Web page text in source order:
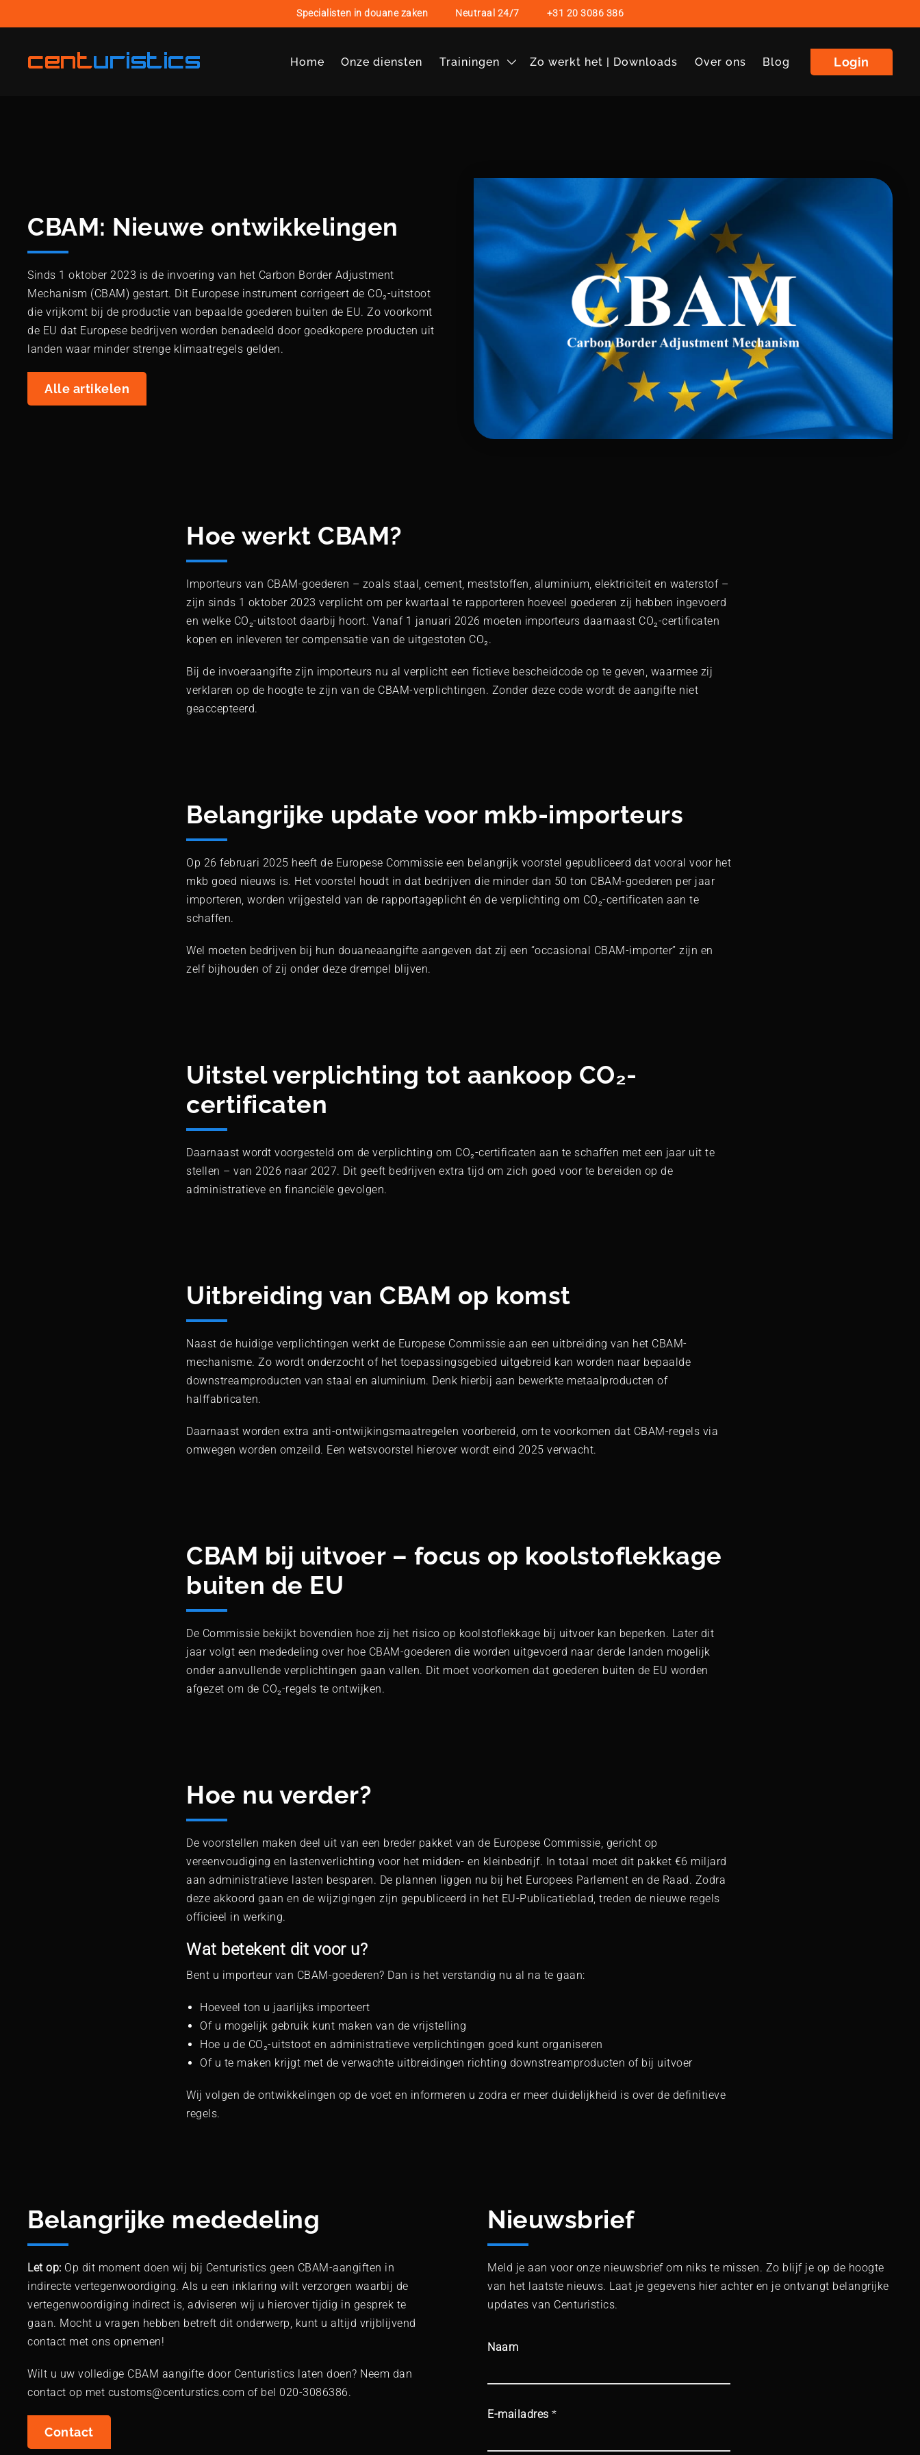
Specialisten in douane zaken Neutraal 24/7 +31 20 3086 386
centuristics Home Onze diensten Trainingen Zo werkt het | Downloads Over ons Blog Login
CBAM: Nieuwe ontwikkelingen
Sinds 1 oktober 2023 is de invoering van het Carbon Border Adjustment
Mechanism (CBAM) gestart. Dit Europese instrument corrigeert de CO₂-uitstoot
die vrijkomt bij de productie van bepaalde goederen buiten de EU. Zo voorkomt
de EU dat Europese bedrijven worden benadeeld door goedkopere producten uit
landen waar minder strenge klimaatregels gelden.
Alle artikelen
Hoe werkt CBAM?
Importeurs van CBAM-goederen – zoals staal, cement, meststoffen, aluminium, elektriciteit en waterstof –
zijn sinds 1 oktober 2023 verplicht om per kwartaal te rapporteren hoeveel goederen zij hebben ingevoerd
en welke CO₂-uitstoot daarbij hoort. Vanaf 1 januari 2026 moeten importeurs daarnaast CO₂-certificaten
kopen en inleveren ter compensatie van de uitgestoten CO₂.
Bij de invoeraangifte zijn importeurs nu al verplicht een fictieve bescheidcode op te geven, waarmee zij
verklaren op de hoogte te zijn van de CBAM-verplichtingen. Zonder deze code wordt de aangifte niet
geaccepteerd.
Belangrijke update voor mkb-importeurs
Op 26 februari 2025 heeft de Europese Commissie een belangrijk voorstel gepubliceerd dat vooral voor het
mkb goed nieuws is. Het voorstel houdt in dat bedrijven die minder dan 50 ton CBAM-goederen per jaar
importeren, worden vrijgesteld van de rapportageplicht én de verplichting om CO₂-certificaten aan te
schaffen.
Wel moeten bedrijven bij hun douaneaangifte aangeven dat zij een “occasional CBAM-importer” zijn en
zelf bijhouden of zij onder deze drempel blijven.
Uitstel verplichting tot aankoop CO₂-
certificaten
Daarnaast wordt voorgesteld om de verplichting om CO₂-certificaten aan te schaffen met een jaar uit te
stellen – van 2026 naar 2027. Dit geeft bedrijven extra tijd om zich goed voor te bereiden op de
administratieve en financiële gevolgen.
Uitbreiding van CBAM op komst
Naast de huidige verplichtingen werkt de Europese Commissie aan een uitbreiding van het CBAM-
mechanisme. Zo wordt onderzocht of het toepassingsgebied uitgebreid kan worden naar bepaalde
downstreamproducten van staal en aluminium. Denk hierbij aan bewerkte metaalproducten of
halffabricaten.
Daarnaast worden extra anti-ontwijkingsmaatregelen voorbereid, om te voorkomen dat CBAM-regels via
omwegen worden omzeild. Een wetsvoorstel hierover wordt eind 2025 verwacht.
CBAM bij uitvoer – focus op koolstoflekkage
buiten de EU
De Commissie bekijkt bovendien hoe zij het risico op koolstoflekkage bij uitvoer kan beperken. Later dit
jaar volgt een mededeling over hoe CBAM-goederen die worden uitgevoerd naar derde landen mogelijk
onder aanvullende verplichtingen gaan vallen. Dit moet voorkomen dat goederen buiten de EU worden
afgezet om de CO₂-regels te ontwijken.
Hoe nu verder?
De voorstellen maken deel uit van een breder pakket van de Europese Commissie, gericht op
vereenvoudiging en lastenverlichting voor het midden- en kleinbedrijf. In totaal moet dit pakket €6 miljard
aan administratieve lasten besparen. De plannen liggen nu bij het Europees Parlement en de Raad. Zodra
deze akkoord gaan en de wijzigingen zijn gepubliceerd in het EU-Publicatieblad, treden de nieuwe regels
officieel in werking.
Wat betekent dit voor u?
Bent u importeur van CBAM-goederen? Dan is het verstandig nu al na te gaan:
Hoeveel ton u jaarlijks importeert
Of u mogelijk gebruik kunt maken van de vrijstelling
Hoe u de CO₂-uitstoot en administratieve verplichtingen goed kunt organiseren
Of u te maken krijgt met de verwachte uitbreidingen richting downstreamproducten of bij uitvoer
Wij volgen de ontwikkelingen op de voet en informeren u zodra er meer duidelijkheid is over de definitieve
regels.
Belangrijke mededeling
Let op: Op dit moment doen wij bij Centuristics geen CBAM-aangiften in
indirecte vertegenwoordiging. Als u een inklaring wilt verzorgen waarbij de
vertegenwoordiging indirect is, adviseren wij u hierover tijdig in gesprek te
gaan. Mocht u vragen hebben betreft dit onderwerp, kunt u altijd vrijblijvend
contact met ons opnemen!
Wilt u uw volledige CBAM aangifte door Centuristics laten doen? Neem dan
contact op met customs@centurstics.com of bel 020-3086386.
Contact
Nieuwsbrief
Meld je aan voor onze nieuwsbrief om niks te missen. Zo blijf je op de hoogte
van het laatste nieuws. Laat je gegevens hier achter en je ontvangt belangrijke
updates van Centuristics.
Naam
E-mailadres *